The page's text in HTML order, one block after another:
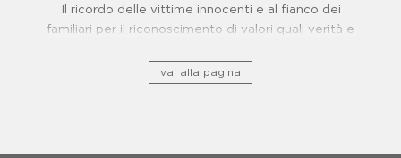
Il ricordo delle vittime innocenti e al fianco dei
familiari per il riconoscimento di valori quali verità e
vai alla pagina